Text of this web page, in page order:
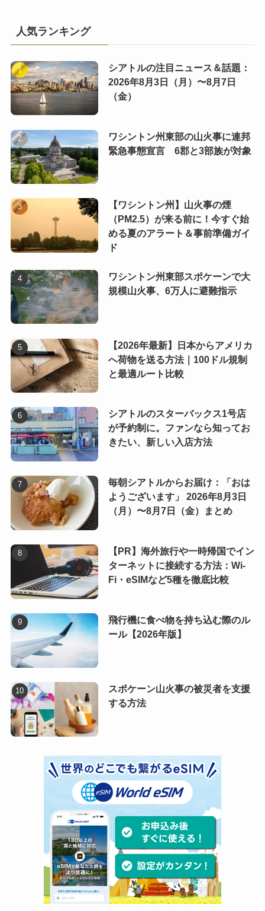
人気ランキング
シアトルの注目ニュース＆話題：
2026年8月3日（月）〜8月7日
（金）
ワシントン州東部の山火事に連邦
緊急事態宣言 6郡と3部族が対象
【ワシントン州】山火事の煙
（PM2.5）が来る前に！今すぐ始
める夏のアラート＆事前準備ガイ
ド
ワシントン州東部スポケーンで大
規模山火事、6万人に避難指示
【2026年最新】日本からアメリカ
へ荷物を送る方法｜100ドル規制
と最適ルート比較
シアトルのスターバックス1号店
が予約制に。ファンなら知ってお
きたい、新しい入店方法
毎朝シアトルからお届け：「おは
ようございます」 2026年8月3日
（月）〜8月7日（金）まとめ
【PR】海外旅行や一時帰国でイン
ターネットに接続する方法：Wi-
Fi・eSIMなど5種を徹底比較
飛行機に食べ物を持ち込む際のル
ール【2026年版】
スポケーン山火事の被災者を支援
する方法